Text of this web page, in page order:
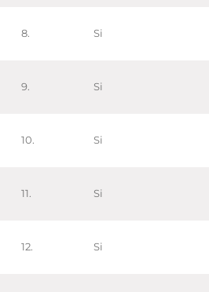
8. Si
9. Si
10. Si
11. Si
12. Si